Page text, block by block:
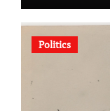
Politics